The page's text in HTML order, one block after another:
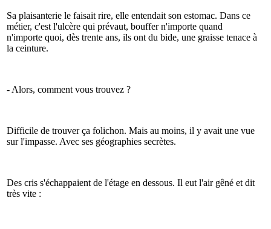
Sa plaisanterie le faisait rire, elle entendait son estomac. Dans ce
métier, c'est l'ulcère qui prévaut, bouffer n'importe quand
n'importe quoi, dès trente ans, ils ont du bide, une graisse tenace à
la ceinture.
- Alors, comment vous trouvez ?
Difficile de trouver ça folichon. Mais au moins, il y avait une vue
sur l'impasse. Avec ses géographies secrètes.
Des cris s'échappaient de l'étage en dessous. Il eut l'air gêné et dit
très vite :